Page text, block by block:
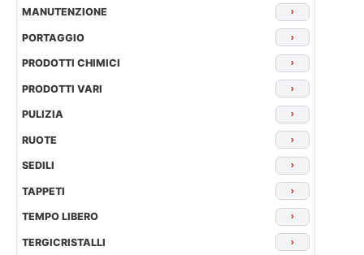
MANUTENZIONE ›
PORTAGGIO ›
PRODOTTI CHIMICI ›
PRODOTTI VARI ›
PULIZIA ›
RUOTE ›
SEDILI ›
TAPPETI ›
TEMPO LIBERO ›
TERGICRISTALLI ›